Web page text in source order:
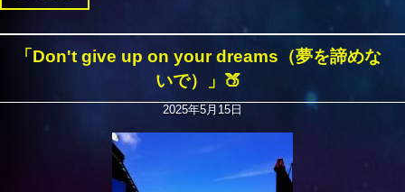
「Don't give up on your dreams（夢を諦めな
いで）」🍑
2025年5月15日